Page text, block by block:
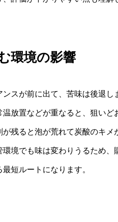
環境の影響
スが前に出て、苦味は後退
放置などが重なると、狙いど
残ると泡が荒れて炭酸のキメ
環境でも味は変わりうるため
短ルートになります。